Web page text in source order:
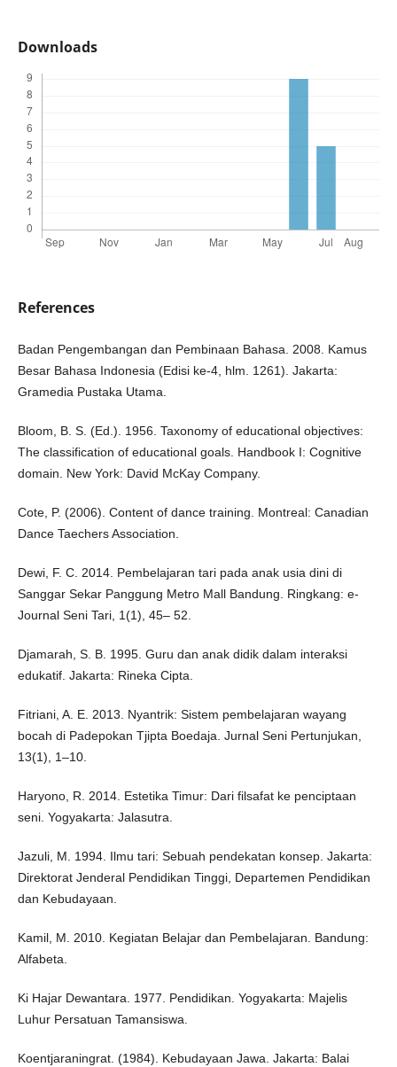
Downloads
References
Badan Pengembangan dan Pembinaan Bahasa. 2008. Kamus
Besar Bahasa Indonesia (Edisi ke-4, hlm. 1261). Jakarta:
Gramedia Pustaka Utama.
Bloom, B. S. (Ed.). 1956. Taxonomy of educational objectives:
The classification of educational goals. Handbook I: Cognitive
domain. New York: David McKay Company.
Cote, P. (2006). Content of dance training. Montreal: Canadian
Dance Taechers Association.
Dewi, F. C. 2014. Pembelajaran tari pada anak usia dini di
Sanggar Sekar Panggung Metro Mall Bandung. Ringkang: e-
Journal Seni Tari, 1(1), 45– 52.
Djamarah, S. B. 1995. Guru dan anak didik dalam interaksi
edukatif. Jakarta: Rineka Cipta.
Fitriani, A. E. 2013. Nyantrik: Sistem pembelajaran wayang
bocah di Padepokan Tjipta Boedaja. Jurnal Seni Pertunjukan,
13(1), 1–10.
Haryono, R. 2014. Estetika Timur: Dari filsafat ke penciptaan
seni. Yogyakarta: Jalasutra.
Jazuli, M. 1994. Ilmu tari: Sebuah pendekatan konsep. Jakarta:
Direktorat Jenderal Pendidikan Tinggi, Departemen Pendidikan
dan Kebudayaan.
Kamil, M. 2010. Kegiatan Belajar dan Pembelajaran. Bandung:
Alfabeta.
Ki Hajar Dewantara. 1977. Pendidikan. Yogyakarta: Majelis
Luhur Persatuan Tamansiswa.
Koentjaraningrat. (1984). Kebudayaan Jawa. Jakarta: Balai